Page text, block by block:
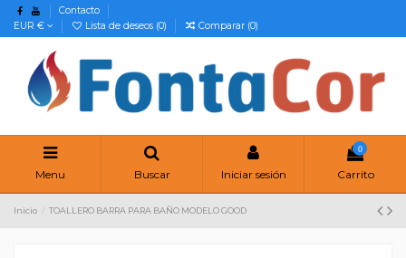
Contacto
EUR €
Lista de deseos (0) Comparar (0)
Menu Buscar Iniciar sesión
0
Carrito
Inicio TOALLERO BARRA PARA BAÑO MODELO GOOD